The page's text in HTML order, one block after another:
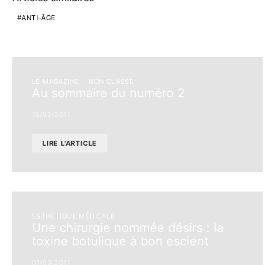
ANTI-ÂGE
LE MAGAZINE NON CLASSÉ
Au sommaire du numéro 2
LIRE L'ARTICLE
ESTHÉTIQUE MÉDICALE
Une chirurgie nommée désirs : la
toxine botulique à bon escient